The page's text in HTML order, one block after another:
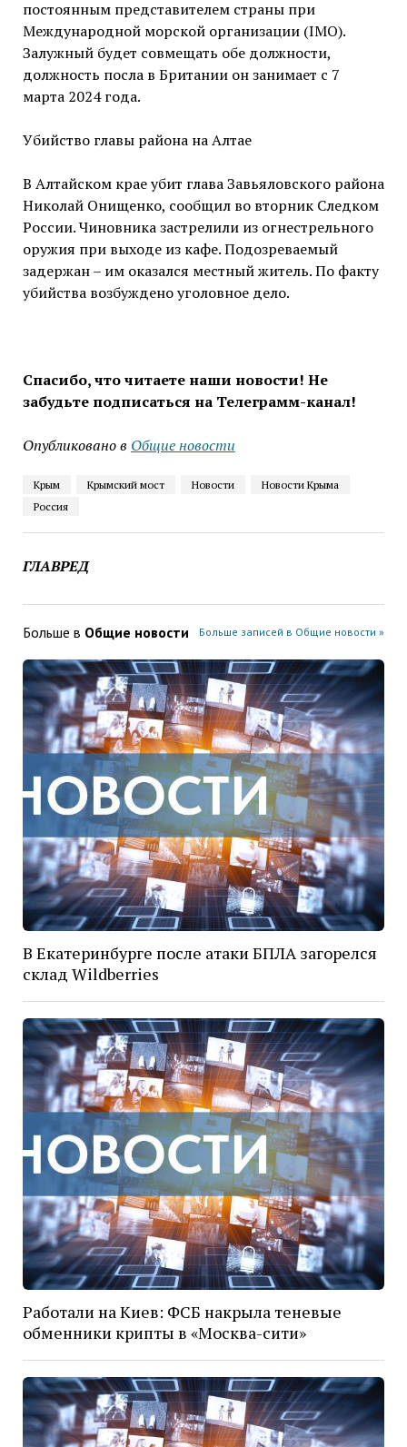
постоянным представителем страны при
Международной морской организации (IMO).
Залужный будет совмещать обе должности,
должность посла в Британии он занимает с 7
марта 2024 года.
Убийство главы района на Алтае
В Алтайском крае убит глава Завьяловского района
Николай Онищенко, сообщил во вторник Следком
России. Чиновника застрелили из огнестрельного
оружия при выходе из кафе. Подозреваемый
задержан – им оказался местный житель. По факту
убийства возбуждено уголовное дело.
Спасибо, что читаете наши новости! Не
забудьте подписаться на Телеграмм-канал!
Опубликовано в Общие новости
Крым Крымский мост Новости
Новости Крыма
Россия
ГЛАВРЕД
Больше в Общие новости Больше записей в Общие новости »
В Екатеринбурге после атаки БПЛА загорелся
склад Wildberries
Работали на Киев: ФСБ накрыла теневые
обменники крипты в «Москва-сити»